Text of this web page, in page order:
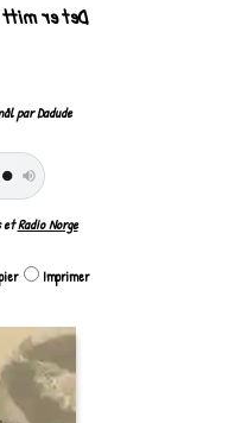
elsker deg
par Dadude
etRadio Norge
Imprimer